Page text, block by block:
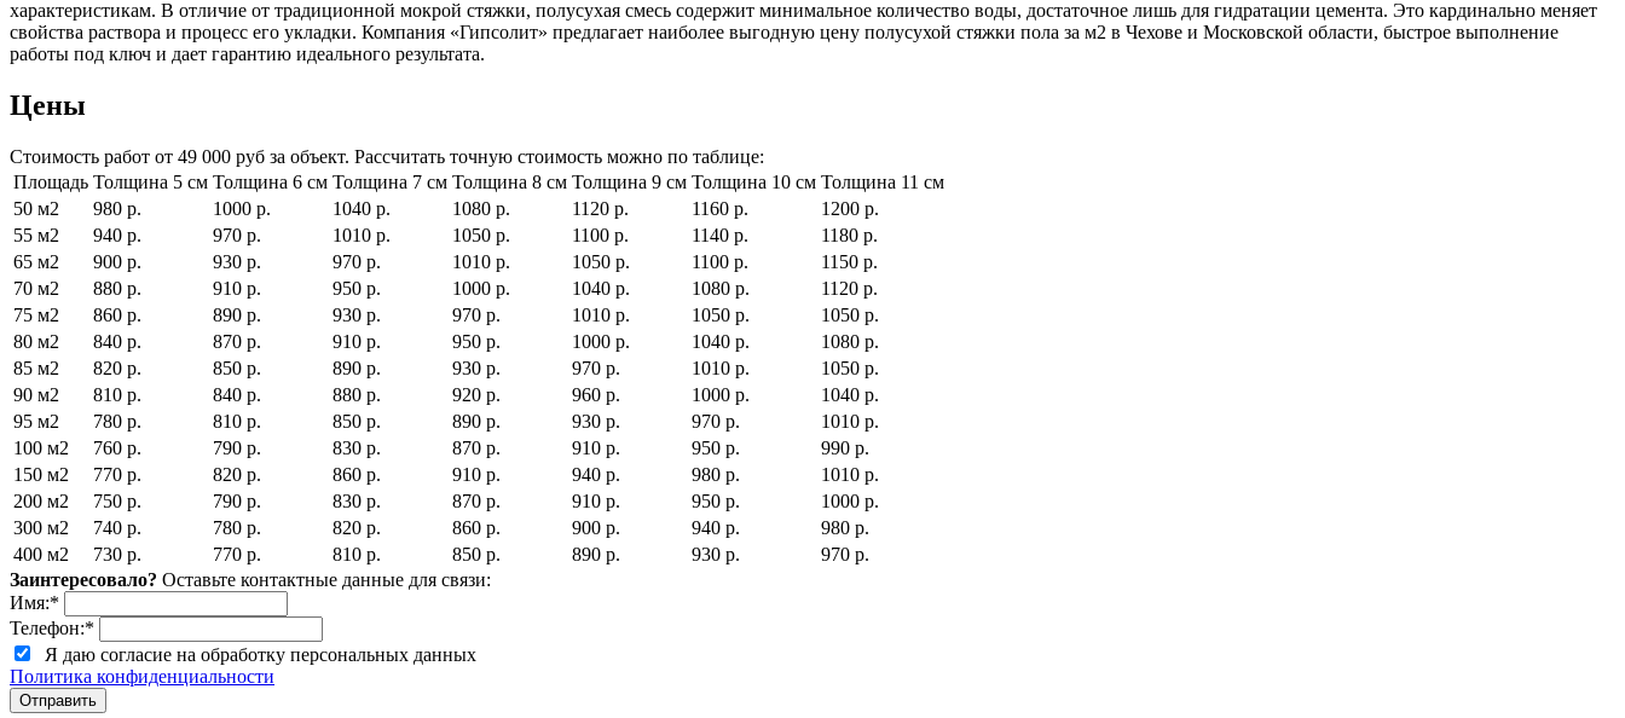
характеристикам. В отличие от традиционной мокрой стяжки, полусухая смесь содержит минимальное количество воды, достаточное лишь для гидратации цемента. Это кардинально меняет
свойства раствора и процесс его укладки. Компания «Гипсолит» предлагает наиболее выгодную цену полусухой стяжки пола за м2 в Чехове и Московской области, быстрое выполнение
работы под ключ и дает гарантию идеального результата.
Цены
Стоимость работ от 49 000 руб за объект. Рассчитать точную стоимость можно по таблице:
Площадь Толщина 5 см Толщина 6 см Толщина 7 см Толщина 8 см Толщина 9 см Толщина 10 см Толщина 11 см
50 м2
980 р. 1000 р. 1040 р. 1080 р. 1120 р. 1160 р.
1200 р.
55 м2
940 р. 970 р. 1010 р. 1050 р. 1100 р. 1140 р.
1180 р.
65 м2
900 р. 930 р. 970 р. 1010 р. 1050 р. 1100 р.
1150 р.
70 м2
880 р. 910 р. 950 р. 1000 р. 1040 р. 1080 р.
1120 р.
75 м2
860 р. 890 р. 930 р. 970 р. 1010 р. 1050 р.
1050 р.
80 м2
840 р. 870 р. 910 р. 950 р. 1000 р. 1040 р.
1080 р.
85 м2
820 р. 850 р. 890 р. 930 р. 970 р. 1010 р.
1050 р.
90 м2
810 р. 840 р. 880 р. 920 р. 960 р. 1000 р.
1040 р.
95 м2
780 р. 810 р. 850 р. 890 р. 930 р. 970 р.
1010 р.
100 м2
760 р. 790 р. 830 р. 870 р. 910 р. 950 р.
990 р.
150 м2
770 р. 820 р. 860 р. 910 р. 940 р. 980 р.
1010 р.
200 м2
750 р. 790 р. 830 р. 870 р. 910 р. 950 р.
1000 р.
300 м2
740 р. 780 р. 820 р. 860 р. 900 р. 940 р.
980 р.
400 м2
730 р. 770 р. 810 р. 850 р. 890 р. 930 р.
970 р.
Заинтересовало? Оставьте контактные данные для связи:
Имя:*
Телефон:*
Я даю согласие на обработку персональных данных
Политика конфиденциальности